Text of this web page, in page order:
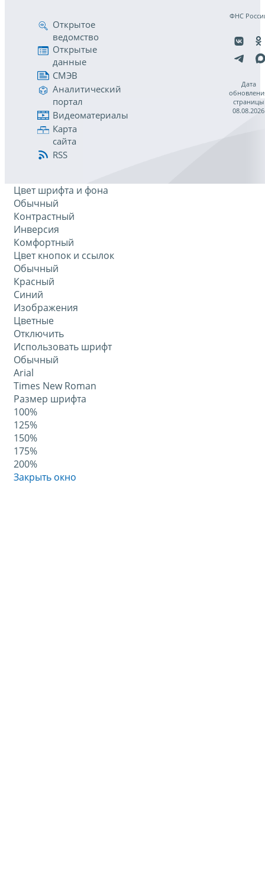
Открытое
ведомство
Открытые
данные
СМЭВ
Аналитический
портал
Видеоматериалы
Карта
сайта
RSS
ФНС
Дата
страницы
08.08.2026
Цвет шрифта и фона
Обычный
Контрастный
Инверсия
Комфортный
Цвет кнопок и ссылок
Обычный
Красный
Синий
Изображения
Цветные
Отключить
Использовать шрифт
Обычный
Arial
Times New Roman
Размер шрифта
100%
125%
150%
175%
200%
Закрыть окно